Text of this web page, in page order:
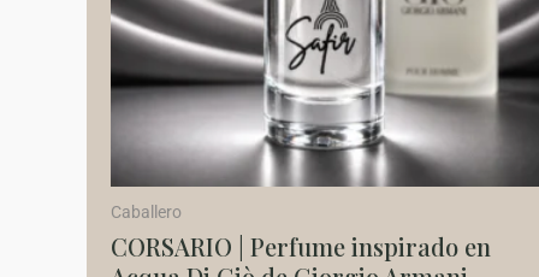
Caballero
CORSARIO | Perfume inspirado en
pueden
elegir
en
página
de
producto